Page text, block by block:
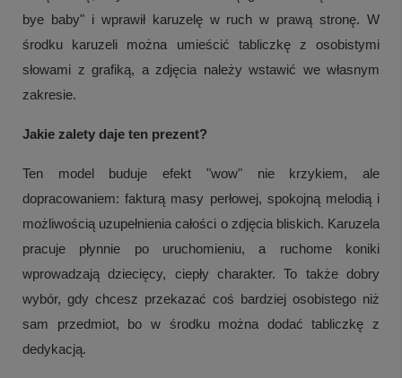
bye baby" i wprawił karuzelę w ruch w prawą stronę. W
środku karuzeli można umieścić tabliczkę z osobistymi
słowami z grafiką, a zdjęcia należy wstawić we własnym
zakresie.
Jakie zalety daje ten prezent?
Ten model buduje efekt "wow" nie krzykiem, ale
dopracowaniem: fakturą masy perłowej, spokojną melodią i
możliwością uzupełnienia całości o zdjęcia bliskich. Karuzela
pracuje płynnie po uruchomieniu, a ruchome koniki
wprowadzają dziecięcy, ciepły charakter. To także dobry
wybór, gdy chcesz przekazać coś bardziej osobistego niż
sam przedmiot, bo w środku można dodać tabliczkę z
dedykacją.